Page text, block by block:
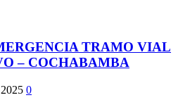
TRAMO VIAL
– COCHABAMBA
0